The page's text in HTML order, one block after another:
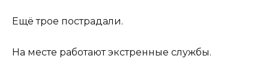
Ещё трое пострадали.
На месте работают экстренные службы.